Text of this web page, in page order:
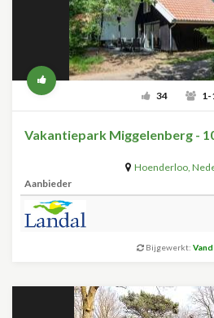
34 1-
Vakantiepark Miggelenberg -
Hoenderloo,
Aanbieder
Bijgewerkt: